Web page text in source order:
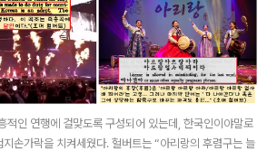
적인 연행에 걸맞도록 구성되어 있는데, 한국인이야말로
손가락을 치켜세웠다. 헐버트는 “아리랑의 후렴구는 늘